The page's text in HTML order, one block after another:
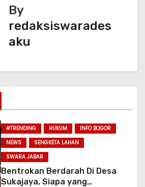
By
redaksiswarades
aku
#TRENDING HUKUM
INFO BOGOR
NEWS
SENGKETA LAHAN
SWARA JABAR
Bentrokan Berdarah Di Desa
Sukajaya, Siapa yang